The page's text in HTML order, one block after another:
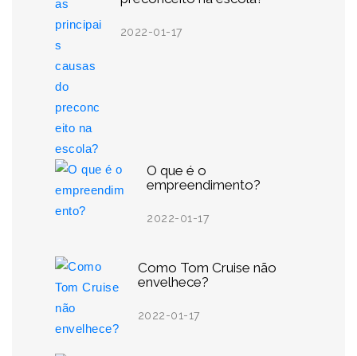
2022-01-17
O que é o
empreendimento?
2022-01-17
Como Tom Cruise não
envelhece?
2022-01-17